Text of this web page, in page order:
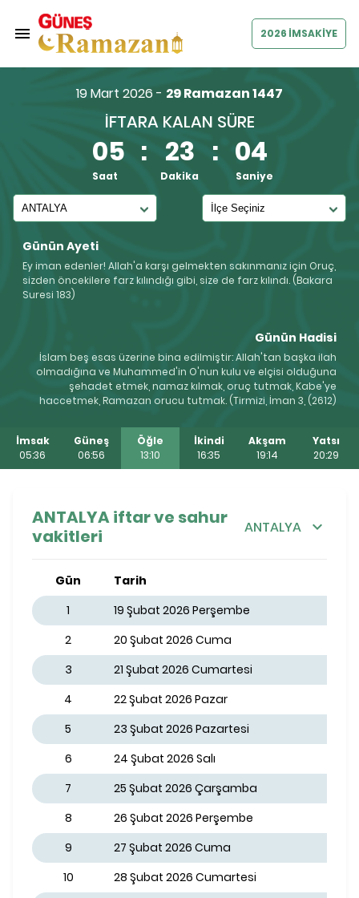
2026 İMSAKİYE
Günün Ayeti
Ey iman edenler! Allah'a karşı gelmekten sakınmanız için Oruç,
sizden öncekilere farz kılındığı gibi, size de farz kılındı. (Bakara
Suresi 183)
19 Mart 2026 - 29 Ramazan 1447
İFTARA KALAN SÜRE
05 : 23 : 04
Saat Dakika Saniye
Günün Hadisi
İslam beş esas üzerine bina edilmiştir: Allah'tan başka ilah
olmadığına ve Muhammed'in O'nun kulu ve elçisi olduğuna
şehadet etmek, namaz kılmak, oruç tutmak, Kabe'ye
haccetmek, Ramazan orucu tutmak. (Tirmizi, İman 3, (2612)
İmsak
05:36
Güneş
06:56
Öğle
13:10
İkindi
16:35
Akşam
19:14
Yatsı
20:29
ANTALYA iftar ve sahur
vakitleri
ANTALYA
Gün Tarih
1
19 Şubat 2026 Perşembe
2
20 Şubat 2026 Cuma
3
21 Şubat 2026 Cumartesi
4
22 Şubat 2026 Pazar
5
23 Şubat 2026 Pazartesi
6
24 Şubat 2026 Salı
7
25 Şubat 2026 Çarşamba
8
26 Şubat 2026 Perşembe
9
27 Şubat 2026 Cuma
10
28 Şubat 2026 Cumartesi